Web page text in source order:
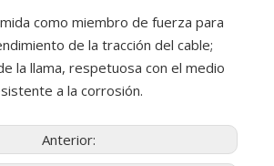
como miembro de fuerza para
de la tracción del cable;
la llama, respetuosa con el medio
a la corrosión.
Anterior: